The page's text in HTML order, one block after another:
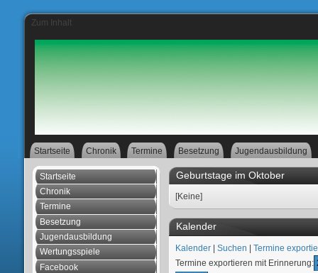
Zum Inhalt
Startseite Chronik Termine Besetzung Jugendausbildung
Startseite
Chronik
Termine
Besetzung
Jugendausbildung
Wertungsspiele
Facebook
Geburtstage im Oktober
[Keine]
Kalender
Kalender | Suchen | Termine
Termine exportieren mit Erinnerung: